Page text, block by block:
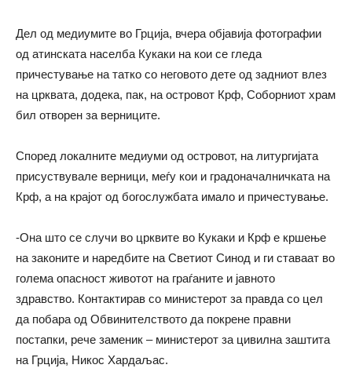
Дел од медиумите во Грција, вчера објавија фотографии
од атинската населба Кукаки на кои се гледа
причестување на татко со неговото дете од задниот влез
на црквата, додека, пак, на островот Крф, Соборниот храм
бил отворен за верниците.
Според локалните медиуми од островот, на литургијата
присуствувале верници, меѓу кои и градоначалничката на
Крф, а на крајот од богослужбата имало и причестување.
-Она што се случи во црквите во Кукаки и Крф е кршење
на законите и наредбите на Светиот Синод и ги ставаат во
голема опасност животот на граѓаните и јавното
здравство. Контактирав со министерот за правда со цел
да побара од Обвинителството да покрене правни
постапки, рече заменик – министерот за цивилна заштита
на Грција, Никос Хардаљас.